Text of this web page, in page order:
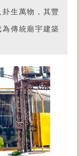
生萬物，其豐
傳統廟宇建築